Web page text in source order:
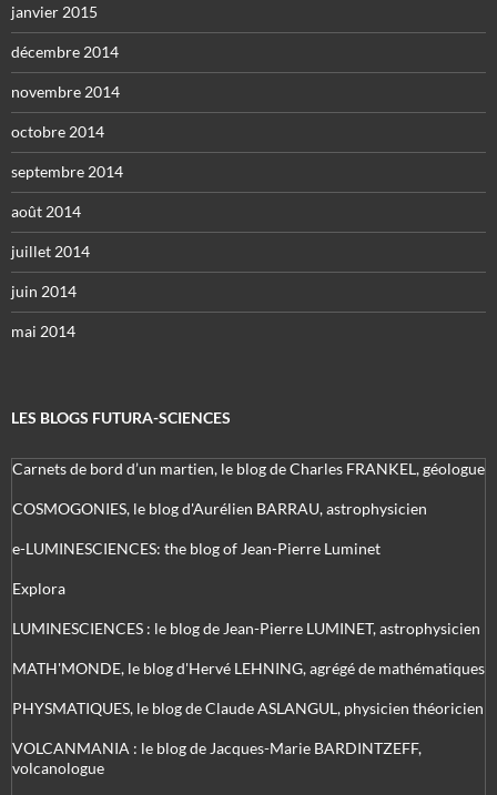
janvier 2015
décembre 2014
novembre 2014
octobre 2014
septembre 2014
août 2014
juillet 2014
juin 2014
mai 2014
LES BLOGS FUTURA-SCIENCES
Carnets de bord d’un martien, le blog de Charles FRANKEL, géologue
COSMOGONIES, le blog d'Aurélien BARRAU, astrophysicien
e-LUMINESCIENCES: the blog of Jean-Pierre Luminet
Explora
LUMINESCIENCES : le blog de Jean-Pierre LUMINET, astrophysicien
MATH'MONDE, le blog d'Hervé LEHNING, agrégé de mathématiques
PHYSMATIQUES, le blog de Claude ASLANGUL, physicien théoricien
VOLCANMANIA : le blog de Jacques-Marie BARDINTZEFF,
volcanologue